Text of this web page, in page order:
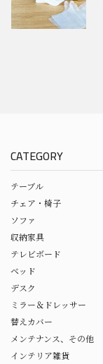
CATEGORY
テーブル
チェア・椅子
ソファ
収納家具
テレビボード
ベッド
デスク
ミラー＆ドレッサー
替えカバー
メンテナンス、その他
インテリア雑貨